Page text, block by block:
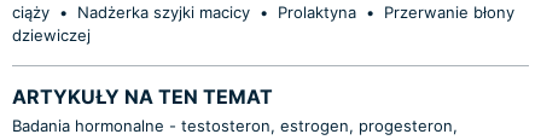
ciąży • Nadżerka szyjki macicy • Prolaktyna •
Przerwanie błony
dziewiczej
ARTYKUŁY NA TEN TEMAT
Badania hormonalne - testosteron, estrogen, progesteron,